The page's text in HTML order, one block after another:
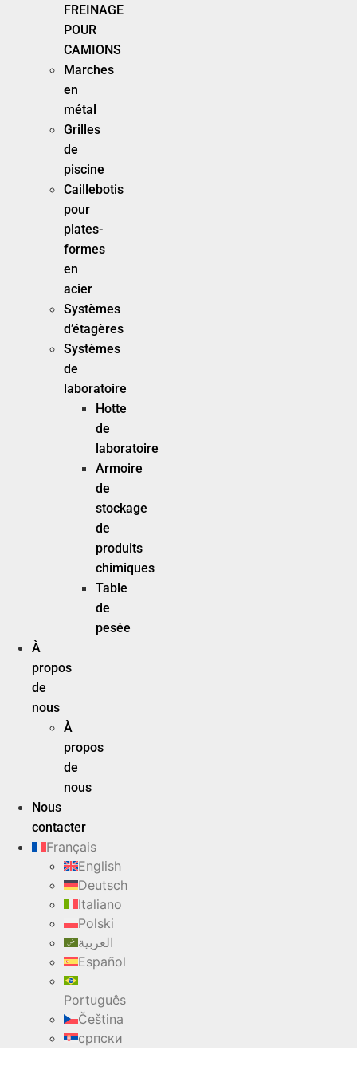
FREINAGE
POUR
CAMIONS
Marches
en
métal
Grilles
de
piscine
Caillebotis
pour
plates-
formes
en
acier
Systèmes
d’étagères
Systèmes
de
laboratoire
Hotte
de
laboratoire
Armoire
de
stockage
de
produits
chimiques
Table
de
pesée
À
propos
de
nous
À
propos
de
nous
Nous
contacter
Français
English
Deutsch
Italiano
Polski
العربية
Español
Português
Čeština
српски